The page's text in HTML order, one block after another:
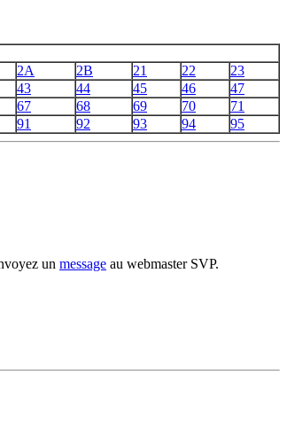
2A 2B 21 22
23
43 44 45 46
47
67 68 69 70
71
91 92 93 94 95
un message au webmaster SVP.